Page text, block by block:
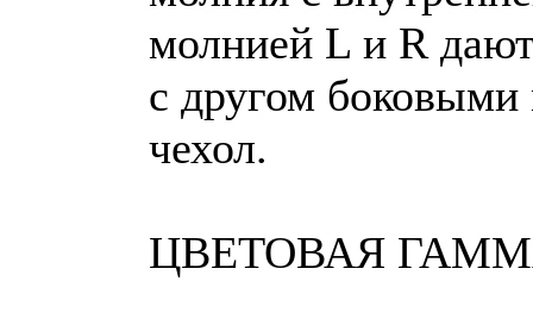
молнией L и R
с другом
чехол.
ЦВЕТОВАЯ